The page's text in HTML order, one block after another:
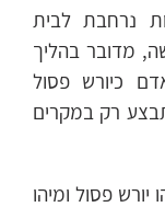
נרחבת לבית
מדובר בהליך
כיורש פסול
רק במקרים
הירושה נקבע בסעיף 15 מיהו יורש פסול ומיהו